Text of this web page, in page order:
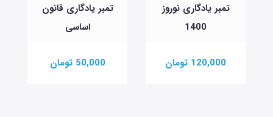
تمبر یادگاری نوروز
1400
120,000 تومان
تمبر یادگاری قانون
اساسی
50,000 تومان